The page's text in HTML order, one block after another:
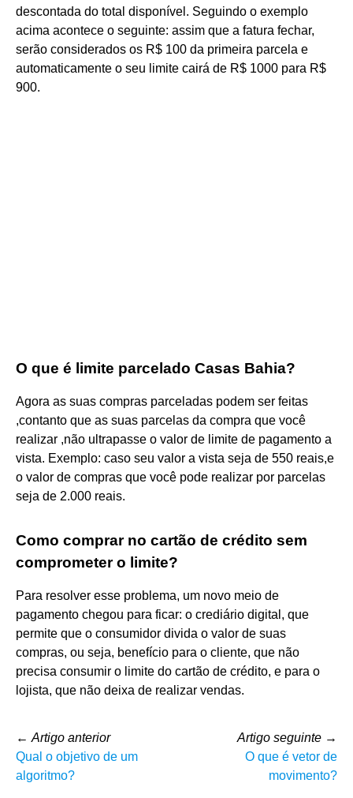
descontada do total disponível. Seguindo o exemplo
acima acontece o seguinte: assim que a fatura fechar,
serão considerados os R$ 100 da primeira parcela e
automaticamente o seu limite cairá de R$ 1000 para R$
900.
O que é limite parcelado Casas Bahia?
Agora as suas compras parceladas podem ser feitas
,contanto que as suas parcelas da compra que você
realizar ,não ultrapasse o valor de limite de pagamento a
vista. Exemplo: caso seu valor a vista seja de 550 reais,e
o valor de compras que você pode realizar por parcelas
seja de 2.000 reais.
Como comprar no cartão de crédito sem
comprometer o limite?
Para resolver esse problema, um novo meio de
pagamento chegou para ficar: o crediário digital, que
permite que o consumidor divida o valor de suas
compras, ou seja, benefício para o cliente, que não
precisa consumir o limite do cartão de crédito, e para o
lojista, que não deixa de realizar vendas.
← Artigo anterior
Qual o objetivo de um
algoritmo?
Artigo seguinte →
O que é vetor de
movimento?